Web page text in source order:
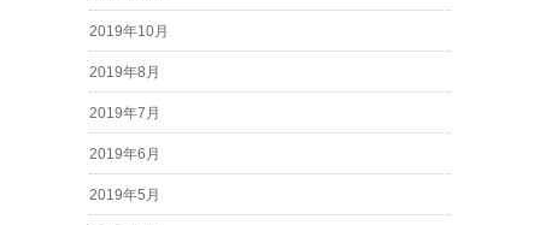
2019年10月
2019年8月
2019年7月
2019年6月
2019年5月